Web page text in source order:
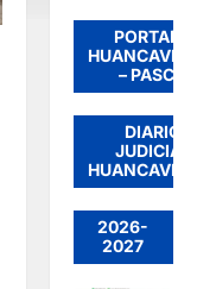
PORTADA
– PASCO
DIARIO
JUDICIAL
2026-
2027